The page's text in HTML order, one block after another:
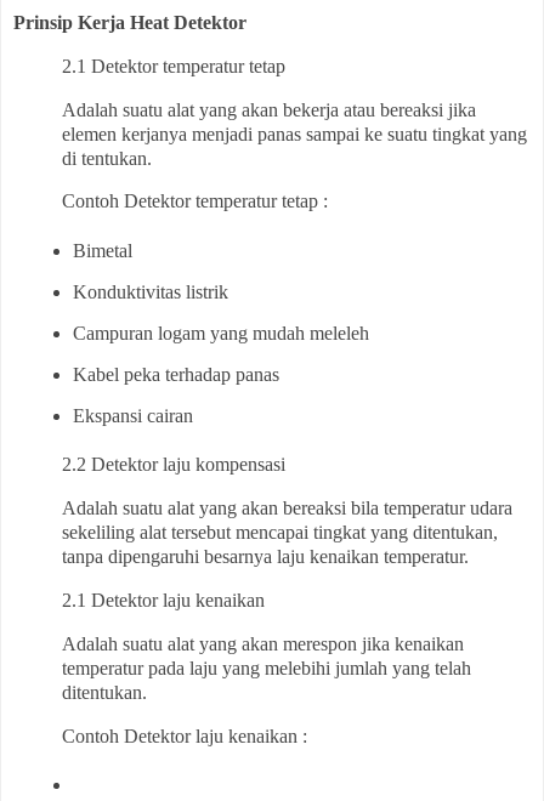
Prinsip Kerja Heat Detektor
2.1 Detektor temperatur tetap
Adalah suatu alat yang akan bekerja atau bereaksi jika
elemen kerjanya menjadi panas sampai ke suatu tingkat yang
di tentukan.
Contoh Detektor temperatur tetap :
Bimetal
Konduktivitas listrik
Campuran logam yang mudah meleleh
Kabel peka terhadap panas
Ekspansi cairan
2.2 Detektor laju kompensasi
Adalah suatu alat yang akan bereaksi bila temperatur udara
sekeliling alat tersebut mencapai tingkat yang ditentukan,
tanpa dipengaruhi besarnya laju kenaikan temperatur.
2.1 Detektor laju kenaikan
Adalah suatu alat yang akan merespon jika kenaikan
temperatur pada laju yang melebihi jumlah yang telah
ditentukan.
Contoh Detektorlaju kenaikan :